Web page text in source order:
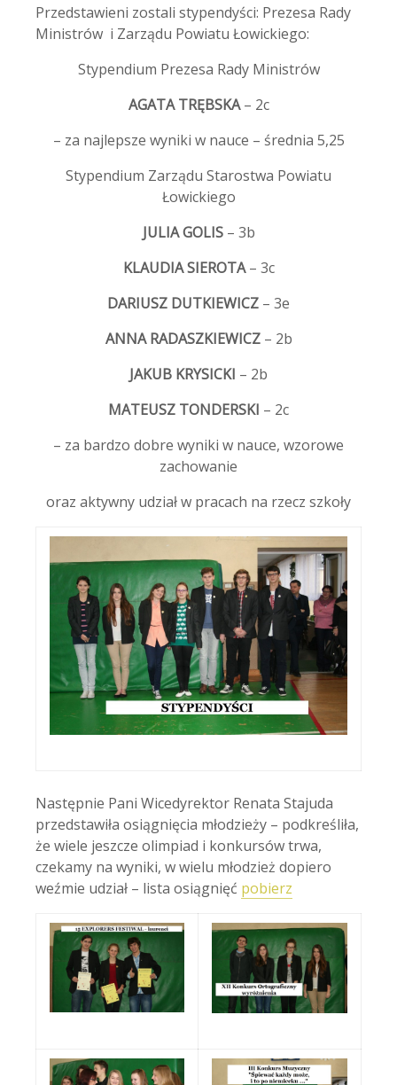
Przedstawieni zostali stypendyści: Prezesa Rady
Ministrów i Zarządu Powiatu Łowickiego:
Stypendium Prezesa Rady Ministrów
AGATA TRĘBSKA– 2c
– za najlepsze wyniki w nauce – średnia 5,25
Stypendium Zarządu Starostwa Powiatu
Łowickiego
JULIA GOLIS– 3b
KLAUDIA SIEROTA– 3c
DARIUSZ DUTKIEWICZ – 3e
ANNA RADASZKIEWICZ– 2b
JAKUB KRYSICKI – 2b
MATEUSZ TONDERSKI – 2c
– za bardzo dobre wyniki w nauce, wzorowe
zachowanie
oraz aktywny udział w pracach na rzecz szkoły
Następnie Pani Wicedyrektor Renata Stajuda
przedstawiła osiągnięcia młodzieży – podkreśliła,
że wiele jeszcze olimpiad i konkursów trwa,
czekamy na wyniki, w wielu młodzież dopiero
weźmie udział – lista osiągnięć pobierz